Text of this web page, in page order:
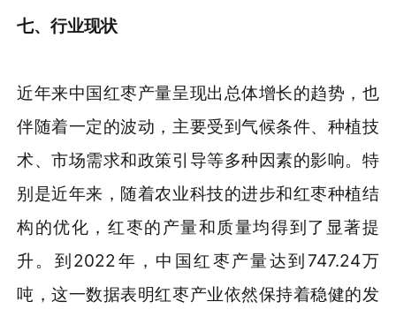
七、行业现状
近年来中国红枣产量呈现出总体增长的趋势，也
伴随着一定的波动，主要受到气候条件、种植技
术、市场需求和政策引导等多种因素的影响。特
别是近年来，随着农业科技的进步和红枣种植结
构的优化，红枣的产量和质量均得到了显著提
升。到2022年，中国红枣产量达到747.24万
吨，这一数据表明红枣产业依然保持着稳健的发